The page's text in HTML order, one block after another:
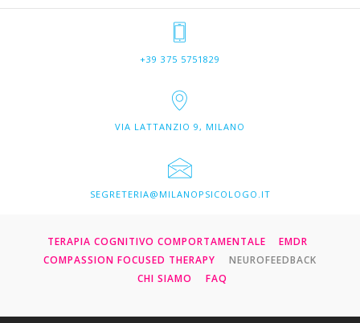
+39 375 5751829
VIA LATTANZIO 9, MILANO
SEGRETERIA@MILANOPSICOLOGO.IT
TERAPIA COGNITIVO COMPORTAMENTALE
EMDR
COMPASSION FOCUSED THERAPY
NEUROFEEDBACK
CHI SIAMO
FAQ